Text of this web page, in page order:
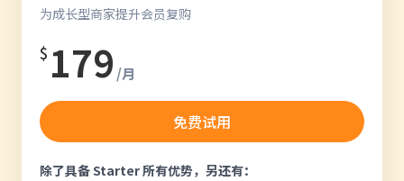
为成长型商家提升会员复购
$ 179 /月
免费试用
除了具备 Starter 所有优势，另还有：